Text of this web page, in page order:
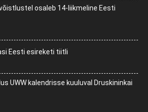
osaleb 14-liikmeline Eesti
Eesti esireketi tiitli
UWW kalendrisse kuuluval Druskininkai